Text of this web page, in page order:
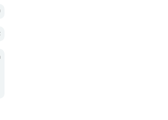
ממרבית בני משפחתו.
בוסטון. מאורע טראומטי